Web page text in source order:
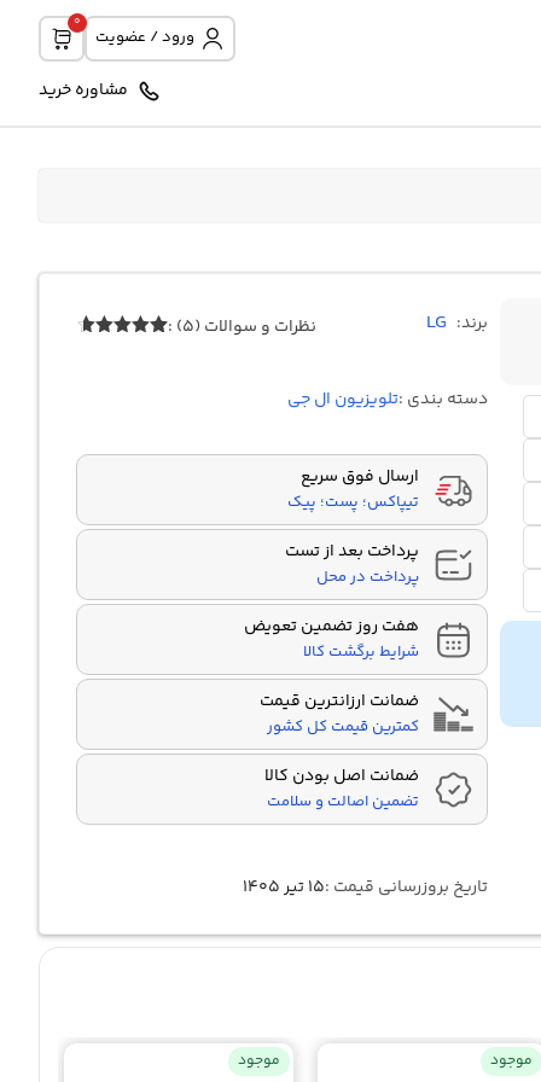
ورود / عضویت
0
مشاوره خرید
برند: LG نظرات و سوالات (5) :
دسته بندی :تلویزیون ال جی
ارسال فوق سریع
تیپاکس؛ پست؛ پیک
پرداخت بعد از تست
پرداخت در محل
هفت روز تضمین تعویض
شرایط برگشت کالا
ضمانت ارزانترین قیمت
کمترین قیمت کل کشور
ضمانت اصل بودن کالا
تضمین اصالت و سلامت
تاریخ بروزرسانی قیمت :۱۵ تیر ۱۴۰۵
موجود موجود